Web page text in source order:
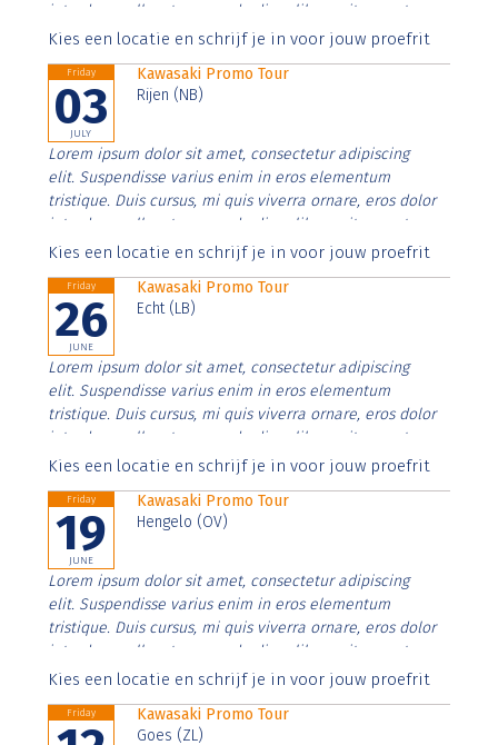
interdum nulla, ut commodo diam libero vitae erat.
Aenean faucibus nibh et justo cursus id rutrum lorem
Kies een locatie en schrijf je in voor jouw proefrit
Friday
03
JULY
Kawasaki Promo Tour
Rijen (NB)
Lorem ipsum dolor sit amet, consectetur adipiscing
elit. Suspendisse varius enim in eros elementum
tristique. Duis cursus, mi quis viverra ornare, eros dolor
interdum nulla, ut commodo diam libero vitae erat.
Aenean faucibus nibh et justo cursus id rutrum lorem
Kies een locatie en schrijf je in voor jouw proefrit
Friday
26
JUNE
Kawasaki Promo Tour
Echt (LB)
Lorem ipsum dolor sit amet, consectetur adipiscing
elit. Suspendisse varius enim in eros elementum
tristique. Duis cursus, mi quis viverra ornare, eros dolor
interdum nulla, ut commodo diam libero vitae erat.
Aenean faucibus nibh et justo cursus id rutrum lorem
Kies een locatie en schrijf je in voor jouw proefrit
Friday
19
JUNE
Kawasaki Promo Tour
Hengelo (OV)
Lorem ipsum dolor sit amet, consectetur adipiscing
elit. Suspendisse varius enim in eros elementum
tristique. Duis cursus, mi quis viverra ornare, eros dolor
interdum nulla, ut commodo diam libero vitae erat.
Aenean faucibus nibh et justo cursus id rutrum lorem
Kies een locatie en schrijf je in voor jouw proefrit
Friday
Kawasaki Promo Tour
Goes (ZL)